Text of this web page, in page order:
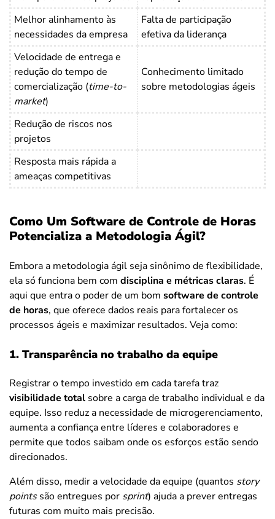
Melhor alinhamento às
necessidades da empresa
Falta de participação
efetiva da liderança
Velocidade de entrega e
redução do tempo de
comercialização (time-to-
market)
Conhecimento limitado
sobre metodologias ágeis
Redução de riscos nos
projetos
Resposta mais rápida a
ameaças competitivas
Como Um Software de Controle de Horas
Potencializa a Metodologia Ágil?
Embora a metodologia ágil seja sinônimo de flexibilidade,
ela só funciona bem com disciplina e métricas claras. É
aqui que entra o poder de um bom software de controle
de horas, que oferece dados reais para fortalecer os
processos ágeis e maximizar resultados. Veja como:
1. Transparência no trabalho da equipe
Registrar o tempo investido em cada tarefa traz
visibilidade total sobre a carga de trabalho individual e da
equipe. Isso reduz a necessidade de microgerenciamento,
aumenta a confiança entre líderes e colaboradores e
permite que todos saibam onde os esforços estão sendo
direcionados.
Além disso, medir a velocidade da equipe (quantos story
pointssão entregues por sprint) ajuda a prever entregas
futuras com muito mais precisão.